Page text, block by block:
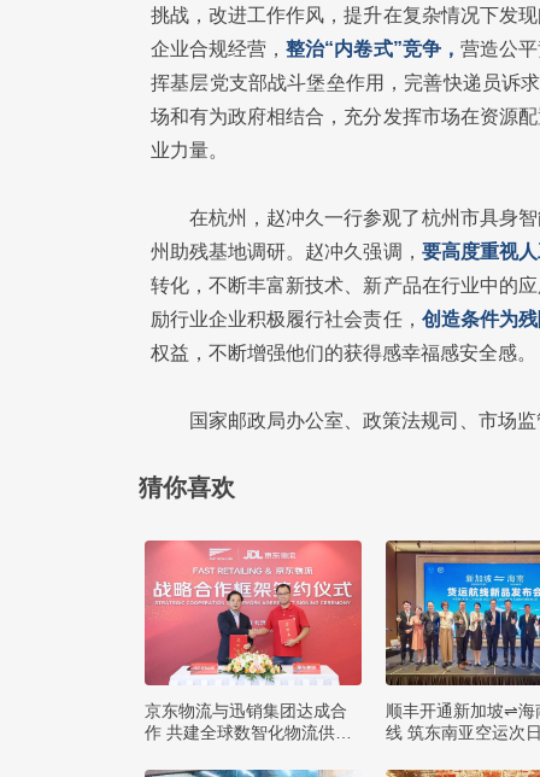
挑战，改进工作作风，提升在复杂情况下发
企业合规经营，整治“内卷式”竞争， 营造公
挥基层党支部战斗堡垒作用，完善快递员诉
场和有为政府相结合，充分发挥市场在资源
业力量。
在杭州，赵冲久一行参观了杭州市具身
州助残基地调研。赵冲久强调， 要高度重视
转化，不断丰富新技术、新产品在行业中的
励行业企业积极履行社会责任， 创造条件为
权益，不断增强他们的获得感幸福感安全感。
国家邮政局办公室、政策法规司、市场
猜你喜欢
京东物流与迅销集团达成合
作 共建全球数智化物流供应
顺丰开通新加坡⇌海
线 筑东南亚空运次